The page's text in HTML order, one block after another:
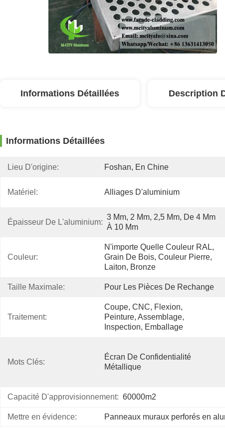
Informations Détaillées Description
Informations Détaillées
Lieu D'origine: Foshan, En Chine
Matériel: Alliages D'aluminium
Épaisseur De L'aluminium:
3 Mm, 2 Mm, 2,5 Mm, De 4 Mm
À 10 Mm
Couleur:
N'importe Quelle Couleur RAL,
Grain De Bois, Couleur Pierre,
Laiton, Bronze
Taille Maximale: Pour Les Pièces De Rechange
Traitement:
Coupe, CNC, Flexion,
Peinture, Assemblage,
Inspection, Emballage
Mots Clés:
Écran De Confidentialité
Métallique
Capacité D'approvisionnement: 60000m2
Mettre en évidence: Panneaux muraux perforés en